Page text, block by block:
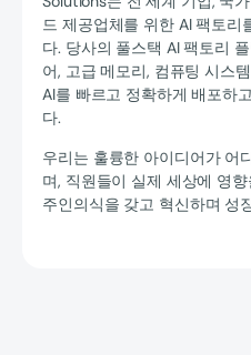
드 제공업체를 위한 AI 팩토리
다. 당사의 풀스택 AI 팩토리
어, 고급 메모리, 컴퓨팅 시스
AI를 빠르고 정확하게 배포하
다.
우리는 훌륭한 아이디어가 어
며, 직원들이 실제 세상에 영
주인의식을 갖고 혁신하며 성